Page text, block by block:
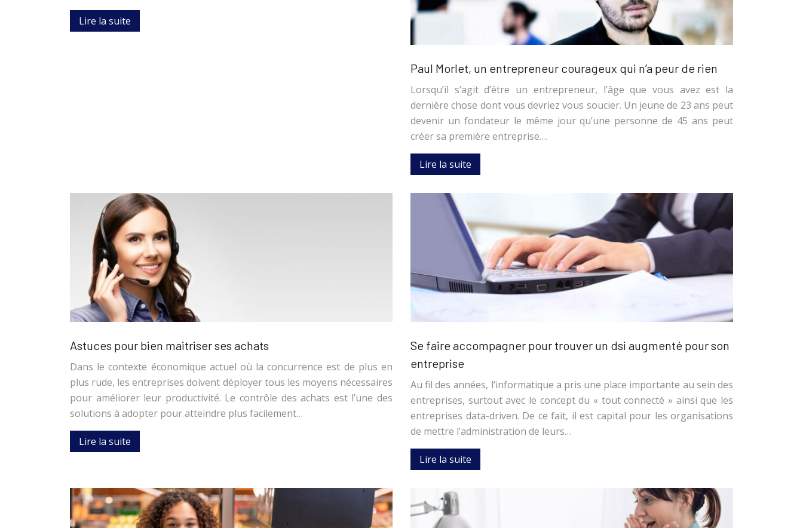
Lire la suite
Paul Morlet, un entrepreneur courageux qui n’a peur de rien
Lorsqu’il s’agit d’être un entrepreneur, l’âge que vous avez est la
dernière chose dont vous devriez vous soucier. Un jeune de 23 ans peut
devenir un fondateur le même jour qu’une personne de 45 ans peut
créer sa première entreprise….
Lire la suite
Astuces pour bien maitriser ses achats
Dans le contexte économique actuel où la concurrence est de plus en
plus rude, les entreprises doivent déployer tous les moyens nécessaires
pour améliorer leur productivité. Le contrôle des achats est l’une des
solutions à adopter pour atteindre plus facilement…
Lire la suite
Se faire accompagner pour trouver un dsi augmenté pour son
entreprise
Au fil des années, l’informatique a pris une place importante au sein des
entreprises, surtout avec le concept du « tout connecté » ainsi que les
entreprises data-driven. De ce fait, il est capital pour les organisations
de mettre l’administration de leurs…
Lire la suite